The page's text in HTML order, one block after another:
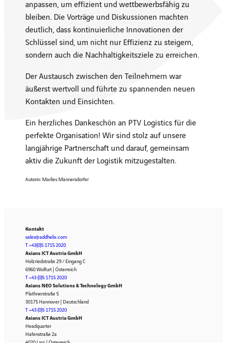
anpassen, um effizient und wettbewerbsfähig zu
bleiben. Die Vorträge und Diskussionen machten
deutlich, dass kontinuierliche Innovationen der
Schlüssel sind, um nicht nur Effizienz zu steigern,
sondern auch die Nachhaltigkeitsziele zu erreichen.
Der Austausch zwischen den Teilnehmern war
äußerst wertvoll und führte zu spannenden neuen
Kontakten und Einsichten.
Ein herzliches Dankeschön an PTV Logistics für die
perfekte Organisation! Wir sind stolz auf unsere
langjährige Partnerschaft und darauf, gemeinsam
aktiv die Zukunft der Logistik mitzugestalten.
Autorin: Marlies Männersdorfer
Kontakt
sales@addhelix.com
T +43(0)5 1715 2020
Axians ICT Austria GmbH
Holzriedstraße 29 / Eingang C
6960 Wolfurt | Österreich
T +43 (0)5 1715 2020
Axians NEO Solutions & Technology GmbH
Plathnerstraße 5
30175 Hannover | Deutschland
T +43 (0)5 1715 2020
Axians ICT Austria GmbH
Headquarter
Hafenstraße 2a